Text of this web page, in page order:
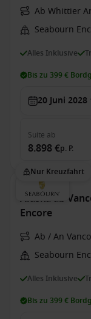
Ab Whittier
Seabourn
Alles Inklusive
Bis zu 399 €
20 Juni 2028
Suite ab
8.898 €p. P.
Nur Kreuzfahrt
Alaska ab
Encore
Ab / An
Seabourn
Alles Inklusive
Bis zu 399 €